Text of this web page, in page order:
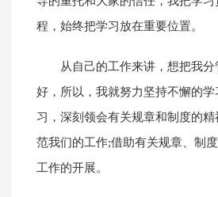
程，始终把学习放在重要位置。
从自己的工作来讲，想把我
好，所以，我就努力坚持不懈的
习，深刻领会有关规章和制度的
范我们的工作;借助有关规章、制
工作的开展。